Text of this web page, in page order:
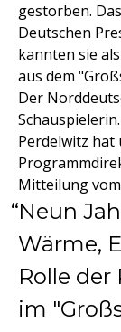
gestorben.
Deutschen
kannten sie
aus dem
Der
Perdelwitz
Mitteilung
Neun
Wärme,
Rolle
im